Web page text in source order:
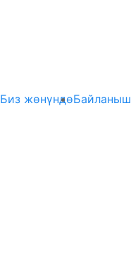
Биз жөнүндөБайланыш